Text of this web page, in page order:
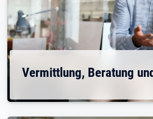
Vermittlung, Beratung